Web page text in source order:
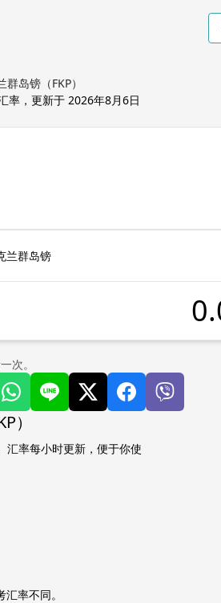
岛镑（FKP）
率，更新于 2026年8月6日
兰群岛镑
次。
）
汇率每小时更新，便于你使
率不同。